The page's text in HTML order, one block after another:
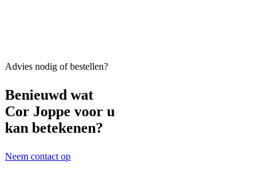
Advies nodig of bestellen?
Benieuwd wat
Cor Joppe voor u
kan betekenen?
Neem contact op